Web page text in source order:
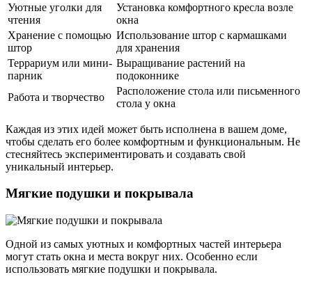
Уютные уголки для
чтения
Установка комфортного кресла возле
окна
Хранение с помощью
штор
Использование штор с кармашками
для хранения
Террариум или мини-
парник
Выращивание растений на
подоконнике
Работа и творчество
Расположение стола или письменного
стола у окна
Каждая из этих идей может быть исполнена в вашем доме,
чтобы сделать его более комфортным и функциональным. Не
стесняйтесь экспериментировать и создавать свой
уникальный интерьер.
Мягкие подушки и покрывала
Одной из самых уютных и комфортных частей интерьера
могут стать окна и места вокруг них. Особенно если
использовать мягкие подушки и покрывала.